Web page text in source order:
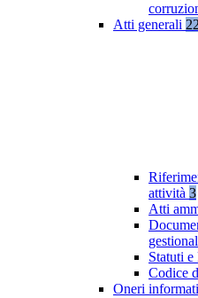
Atti generali 22
attività 3
Atti
Statuti
Codice
Oneri